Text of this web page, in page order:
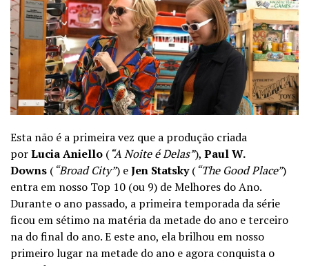
Esta não é a primeira vez que a produção criada
porLucia Aniello (“A Noite é Delas”), Paul W.
Downs (“Broad City”) eJen Statsky(“The Good Place”)
entra em nosso Top 10 (ou 9) de Melhores do Ano.
Durante o ano passado, a primeira temporada da série
ficou em sétimo na matéria da metade do ano e terceiro
na do final do ano. E este ano, ela brilhou em nosso
primeiro lugar na metade do ano e agora conquista o